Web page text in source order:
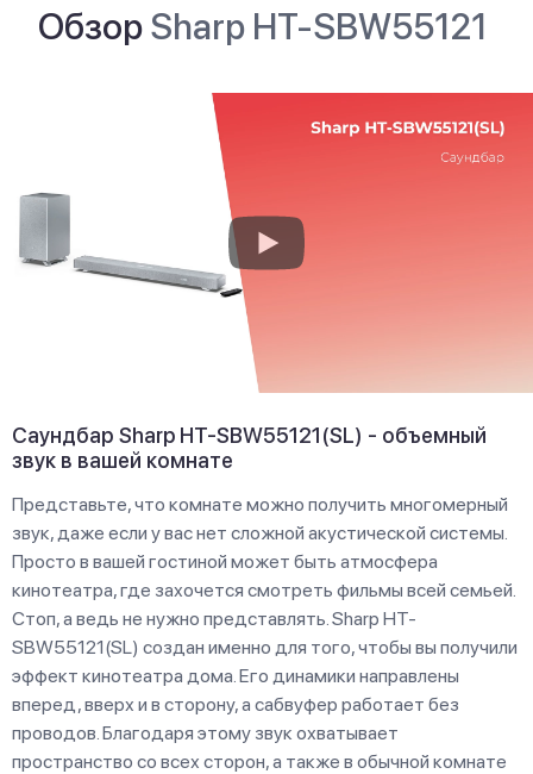
ОбзорSharp HT-SBW55121
Саундбар Sharp HT-SBW55121(SL) - объемный
звук в вашей комнате
Представьте, что комнате можно получить многомерный
звук, даже если у вас нет сложной акустической системы.
Просто в вашей гостиной может быть атмосфера
кинотеатра, где захочется смотреть фильмы всей семьей.
Стоп, а ведь не нужно представлять. Sharp HT-
SBW55121(SL) создан именно для того, чтобы вы получили
эффект кинотеатра дома. Его динамики направлены
вперед, вверх и в сторону, а сабвуфер работает без
проводов. Благодаря этому звук охватывает
пространство со всех сторон, а также в обычной комнате